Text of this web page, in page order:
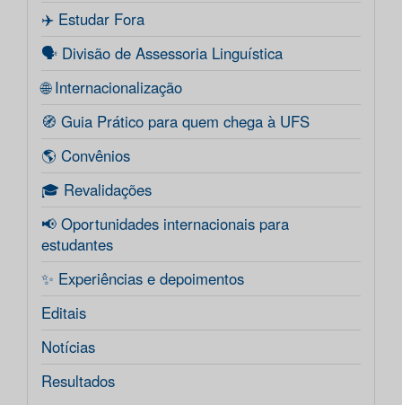
✈️ Estudar Fora
🗣️ Divisão de Assessoria Linguística
🌐 Internacionalização
🧭 Guia Prático para quem chega à UFS
🌎 Convênios
🎓 Revalidações
📢 Oportunidades internacionais para
estudantes
✨ Experiências e depoimentos
Editais
Notícias
Resultados